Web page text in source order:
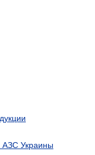
АЗС Украины